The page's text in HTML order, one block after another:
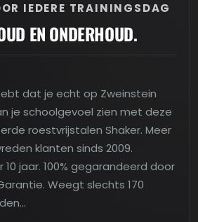
IEDERE TRAININGSDAG
EN ONDERHOUD.
dat je echt op Zweinstein
je schoolgevoel zien met deze
roestvrijstalen Shaker. Meer
klanten sinds 2009.
jaar. 100% gegarandeerd door
Weegt slechts 170